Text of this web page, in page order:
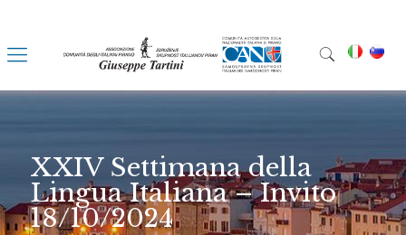
XXIV Settimana della
Lingua Italiana – Invito
18/10/2024